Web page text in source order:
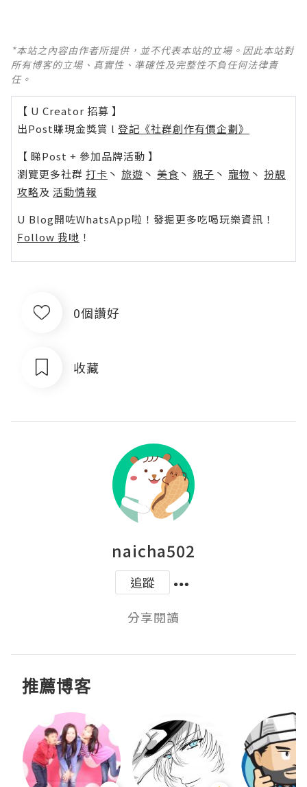
*本站之內容由作者所提供，並不代表本站的立場。因此本站對
所有博客的立場、真實性、準確性及完整性不負任何法律責
任。
【 U Creator 招募 】
出Post賺現金獎賞 l 登記《社群創作有價企劃》
【 睇Post + 參加品牌活動 】
瀏覽更多社群 打卡 丶 旅遊 丶 美食 丶 親子 丶 寵物 丶 扮靚
攻略及 活動情報
U Blog開咗WhatsApp啦！發掘更多吃喝玩樂資訊！
Follow 我哋 ！
0個讚好
收藏
naicha502
追蹤
分享閱讀
推薦博客